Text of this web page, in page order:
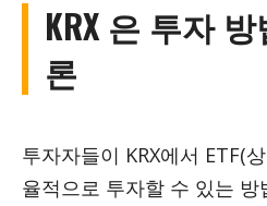
KRX 은 투자
론
투자자들이 KRX에서 ETF(
율적으로 투자할 수 있는